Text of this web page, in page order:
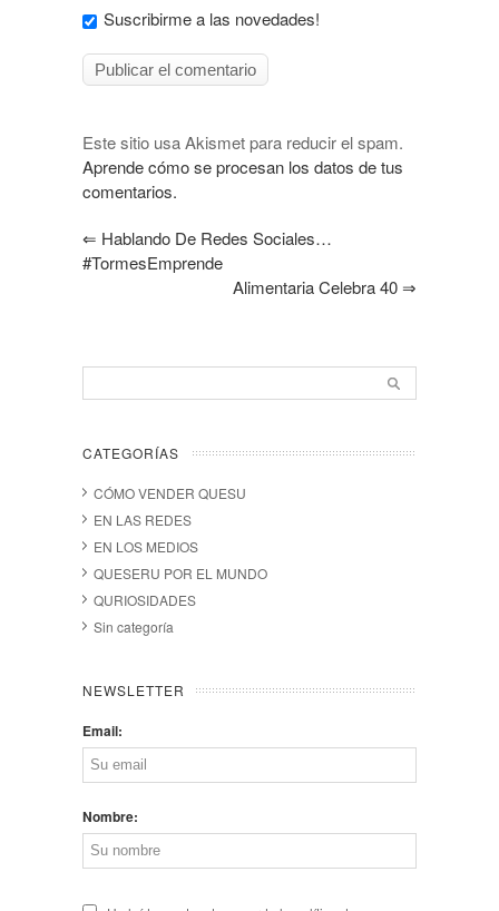
Suscribirme a las novedades!
Este sitio usa Akismet para reducir el spam.
Aprende cómo se procesan los datos de tus
comentarios.
⇐ Hablando De Redes Sociales…
#TormesEmprende
Alimentaria Celebra 40⇒
CATEGORÍAS
CÓMO VENDER QUESU
EN LAS REDES
EN LOS MEDIOS
QUESERU POR EL MUNDO
QURIOSIDADES
Sin categoría
NEWSLETTER
Email:
Nombre: